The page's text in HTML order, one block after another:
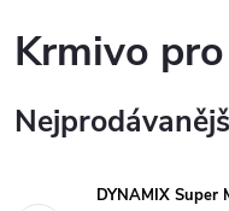
Krmivo
DYNAMIX Super